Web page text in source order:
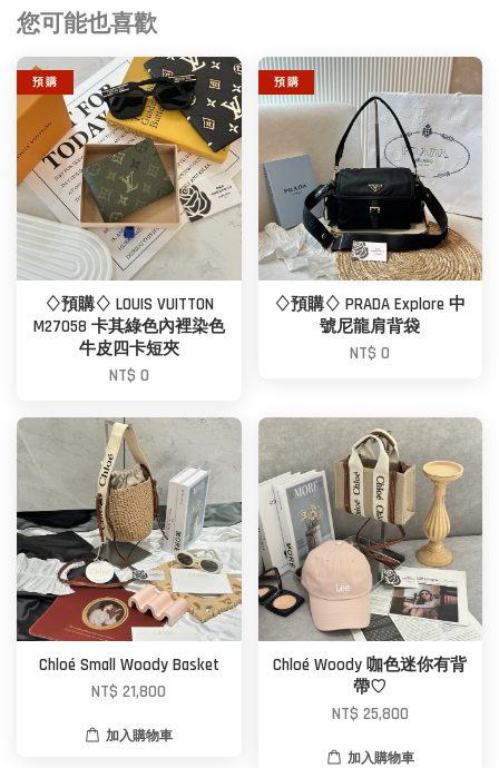
您可能也喜歡
預 購
♢預購♢ LOUIS VUITTON
M27058 卡其綠色內裡染色
牛皮四卡短夾
NT$ 0
預 購
♢預購♢ PRADA Explore 中
號尼龍肩背袋
NT$ 0
Chloé Small Woody Basket
NT$ 21,800
加入購物車
Chloé Woody 咖色迷你有背
帶♡
NT$ 25,800
加入購物車